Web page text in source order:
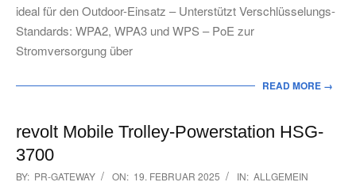
ideal für den Outdoor-Einsatz – Unterstützt Verschlüsselungs-
Standards: WPA2, WPA3 und WPS – PoE zur
Stromversorgung über
READ MORE →
revolt Mobile Trolley-Powerstation HSG-
3700
2025-
BY: PR-GATEWAY ON: 19. FEBRUAR 2025 IN: ALLGEMEIN